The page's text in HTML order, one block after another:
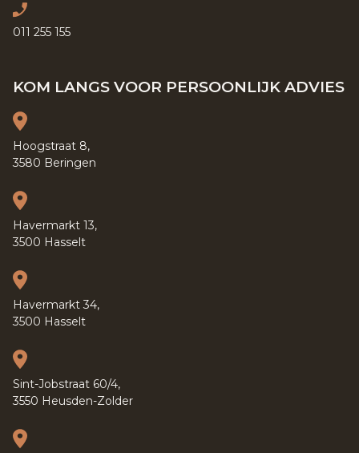
011 255 155
KOM LANGS VOOR PERSOONLIJK ADVIES
Hoogstraat 8,
3580 Beringen
Havermarkt 13,
3500 Hasselt
Havermarkt 34,
3500 Hasselt
Sint-Jobstraat 60/4,
3550 Heusden-Zolder